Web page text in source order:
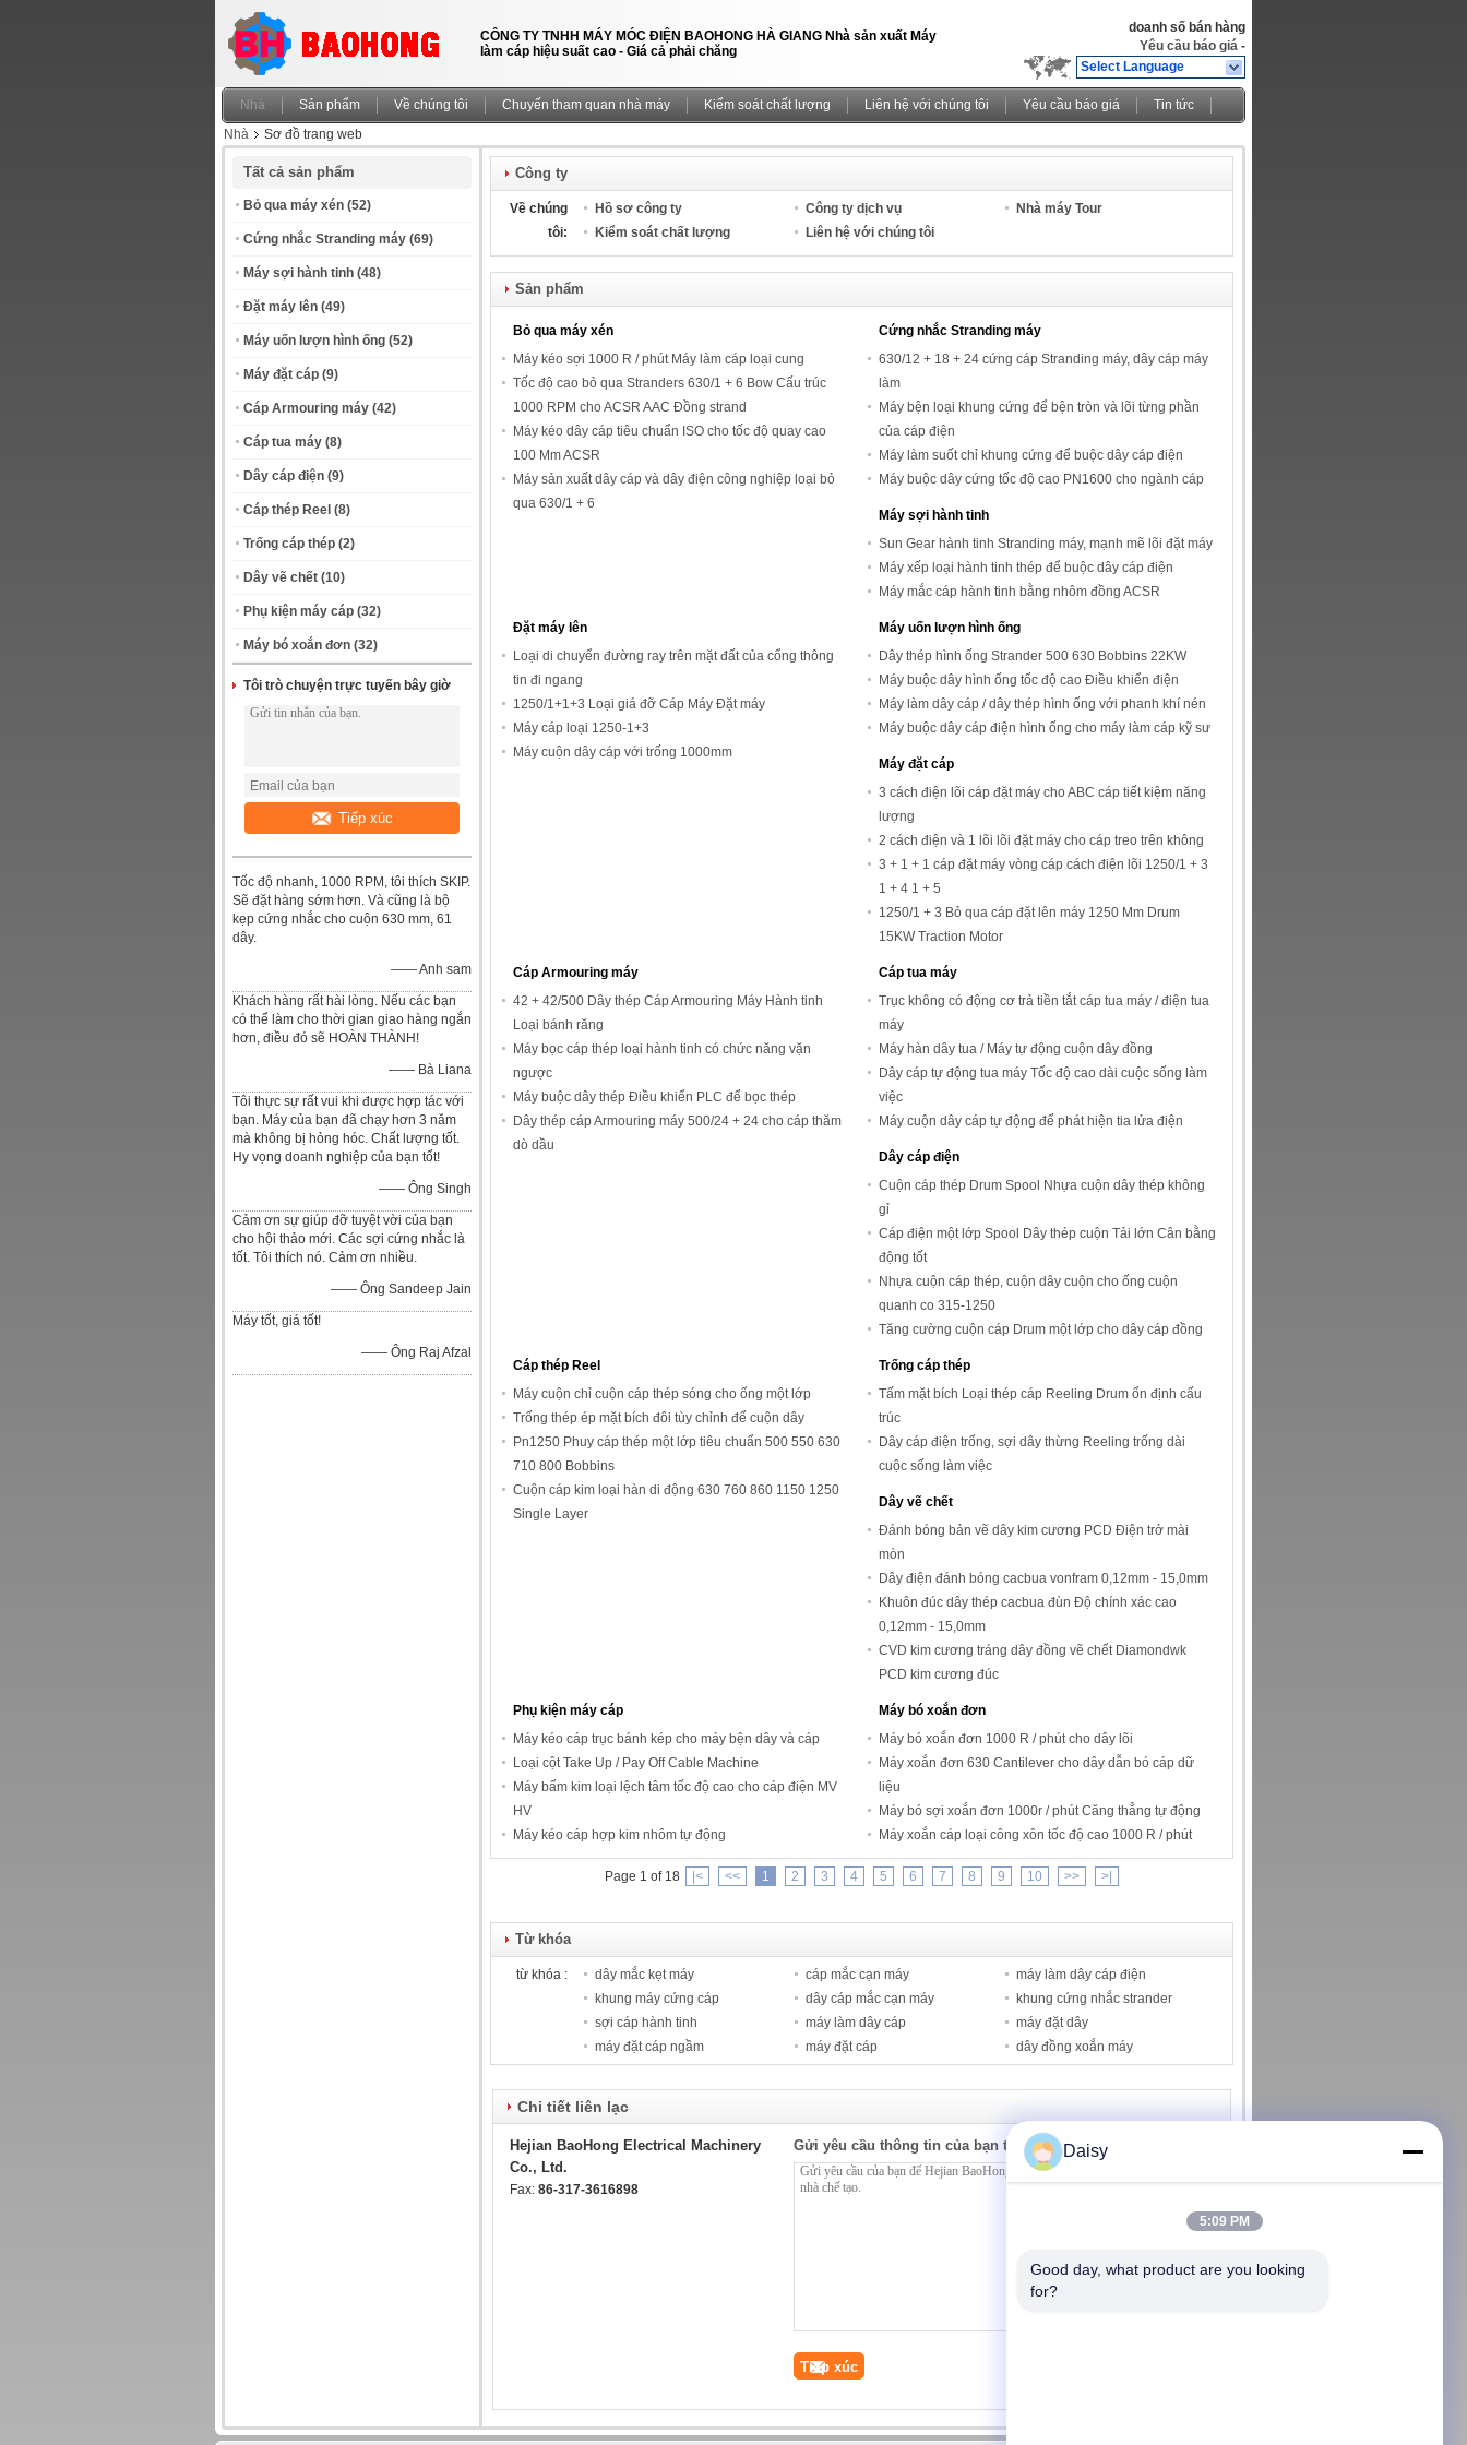
CÔNG TY TNHH MÁY MÓC ĐIỆN BAOHONG HÀ GIANG Nhà sản xuất Máy
làm cáp hiệu suất cao - Giá cả phải chăng
doanh số bán hàng
Yêu cầu báo giá -
Select Language
Nhà Sản phẩm Về chúng tôi Chuyến tham quan nhà máy Kiểm soát chất lượng Liên hệ với chúng tôi Yêu cầu báo giá
Tin tức
Nhà
Sơ đồ trang web
Tất cả sản phẩm
Bỏ qua máy xén (52)
Cứng nhắc Stranding máy (69)
Máy sợi hành tinh (48)
Đặt máy lên (49)
Máy uốn lượn hình ống (52)
Máy đặt cáp (9)
Cáp Armouring máy (42)
Cáp tua máy (8)
Dây cáp điện (9)
Cáp thép Reel (8)
Trống cáp thép (2)
Dây vẽ chết (10)
Phụ kiện máy cáp (32)
Máy bó xoắn đơn (32)
Tôi trò chuyện trực tuyến bây giờ
Tiếp xúc
Tốc độ nhanh, 1000 RPM, tôi thích SKIP.
Sẽ đặt hàng sớm hơn. Và cũng là bộ
kẹp cứng nhắc cho cuộn 630 mm, 61
dây.
—— Anh sam
Khách hàng rất hài lòng. Nếu các bạn
có thể làm cho thời gian giao hàng ngắn
hơn, điều đó sẽ HOÀN THÀNH!
—— Bà Liana
Tôi thực sự rất vui khi được hợp tác với
bạn. Máy của bạn đã chạy hơn 3 năm
mà không bị hỏng hóc. Chất lượng tốt.
Hy vọng doanh nghiệp của bạn tốt!
—— Ông Singh
Cảm ơn sự giúp đỡ tuyệt vời của bạn
cho hội thảo mới. Các sợi cứng nhắc là
tốt. Tôi thích nó. Cảm ơn nhiều.
—— Ông Sandeep Jain
Máy tốt, giá tốt!
—— Ông Raj Afzal
Công ty
Về chúng
tôi:
Hồ sơ công ty Công ty dịch vụ
Nhà máy Tour
Kiểm soát chất lượng
Liên hệ với chúng tôi
Sản phẩm
Bỏ qua máy xén
Máy kéo sợi 1000 R / phút Máy làm cáp loại cung
Tốc độ cao bỏ qua Stranders 630/1 + 6 Bow Cấu trúc
1000 RPM cho ACSR AAC Đồng strand
Máy kéo dây cáp tiêu chuẩn ISO cho tốc độ quay cao
100 Mm ACSR
Máy sản xuất dây cáp và dây điện công nghiệp loại bỏ
qua 630/1 + 6
Cứng nhắc Stranding máy
630/12 + 18 + 24 cứng cáp Stranding máy, dây cáp máy
làm
Máy bện loại khung cứng để bện tròn và lõi từng phần
của cáp điện
Máy làm suốt chỉ khung cứng để buộc dây cáp điện
Máy buộc dây cứng tốc độ cao PN1600 cho ngành cáp
Máy sợi hành tinh
Sun Gear hành tinh Stranding máy, mạnh mẽ lõi đặt máy
Máy xếp loại hành tinh thép để buộc dây cáp điện
Máy mắc cáp hành tinh bằng nhôm đồng ACSR
Đặt máy lên
Loại di chuyển đường ray trên mặt đất của cổng thông
tin đi ngang
1250/1+1+3 Loại giá đỡ Cáp Máy Đặt máy
Máy cáp loại 1250-1+3
Máy cuộn dây cáp với trống 1000mm
Máy uốn lượn hình ống
Dây thép hình ống Strander 500 630 Bobbins 22KW
Máy buộc dây hình ống tốc độ cao Điều khiển điện
Máy làm dây cáp / dây thép hình ống với phanh khí nén
Máy buộc dây cáp điện hình ống cho máy làm cáp kỹ sư
Máy đặt cáp
3 cách điện lõi cáp đặt máy cho ABC cáp tiết kiệm năng
lượng
2 cách điện và 1 lõi lõi đặt máy cho cáp treo trên không
3 + 1 + 1 cáp đặt máy vòng cáp cách điện lõi 1250/1 + 3
1 + 4 1 + 5
1250/1 + 3 Bỏ qua cáp đặt lên máy 1250 Mm Drum
15KW Traction Motor
Cáp Armouring máy
42 + 42/500 Dây thép Cáp Armouring Máy Hành tinh
Loại bánh răng
Máy bọc cáp thép loại hành tinh có chức năng vặn
ngược
Máy buộc dây thép Điều khiển PLC để bọc thép
Dây thép cáp Armouring máy 500/24 ​​+ 24 cho cáp thăm
dò dầu
Cáp tua máy
Trục không có động cơ trả tiền tắt cáp tua máy / điện tua
máy
Máy hàn dây tua / Máy tự động cuộn dây đồng
Dây cáp tự động tua máy Tốc độ cao dài cuộc sống làm
việc
Máy cuộn dây cáp tự động để phát hiện tia lửa điện
Dây cáp điện
Cuộn cáp thép Drum Spool Nhựa cuộn dây thép không
gỉ
Cáp điện một lớp Spool Dây thép cuộn Tải lớn Cân bằng
động tốt
Nhựa cuộn cáp thép, cuộn dây cuộn cho ống cuộn
quanh co 315-1250
Tăng cường cuộn cáp Drum một lớp cho dây cáp đồng
Cáp thép Reel
Máy cuộn chỉ cuộn cáp thép sóng cho ống một lớp
Trống thép ép mặt bích đôi tùy chỉnh để cuộn dây
Pn1250 Phuy cáp thép một lớp tiêu chuẩn 500 550 630
710 800 Bobbins
Cuộn cáp kim loại hàn di động 630 760 860 1150 1250
Single Layer
Trống cáp thép
Tấm mặt bích Loại thép cáp Reeling Drum ổn định cấu
trúc
Dây cáp điện trống, sợi dây thừng Reeling trống dài
cuộc sống làm việc
Dây vẽ chết
Đánh bóng bản vẽ dây kim cương PCD Điện trở mài
mòn
Dây điện đánh bóng cacbua vonfram 0,12mm - 15,0mm
Khuôn đúc dây thép cacbua đùn Độ chính xác cao
0,12mm - 15,0mm
CVD kim cương tráng dây đồng vẽ chết Diamondwk
PCD kim cương đúc
Phụ kiện máy cáp
Máy kéo cáp trục bánh kép cho máy bện dây và cáp
Loại cột Take Up / Pay Off Cable Machine
Máy bấm kim loại lệch tâm tốc độ cao cho cáp điện MV
HV
Máy kéo cáp hợp kim nhôm tự động
Máy bó xoắn đơn
Máy bó xoắn đơn 1000 R / phút cho dây lõi
Máy xoắn đơn 630 Cantilever cho dây dẫn bó cáp dữ
liệu
Máy bó sợi xoắn đơn 1000r / phút Căng thẳng tự động
Máy xoắn cáp loại công xôn tốc độ cao 1000 R / phút
Page 1 of 18 |< << 1 2 3 4 5 6 7 8 9 10 >> >|
Từ khóa
từ khóa : dây mắc kẹt máy cáp mắc cạn máy
máy làm dây cáp điện
khung máy cứng cáp
dây cáp mắc cạn máy
khung cứng nhắc strander
sợi cáp hành tinh
máy làm dây cáp
máy đặt dây
máy đặt cáp ngầm
máy đặt cáp dây đồng xoắn máy
Chi tiết liên lạc
Hejian BaoHong Electrical Machinery
Co., Ltd.
Fax: 86-317-3616898
Gửi yêu cầu thông tin của bạn trực tiếp cho chúng tôi
Daisy
5:09 PM
Good day, what product are you looking
for?